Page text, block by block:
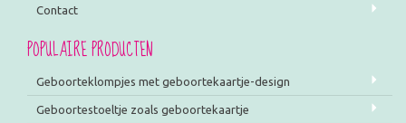
Contact
POPULAIRE PRODUCTEN
Geboorteklompjes met geboortekaartje-design
Geboortestoeltje zoals geboortekaartje